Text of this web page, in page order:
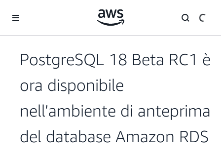
PostgreSQL 18 Beta RC1 è
ora disponibile
nell’ambiente di anteprima
del database Amazon RDS